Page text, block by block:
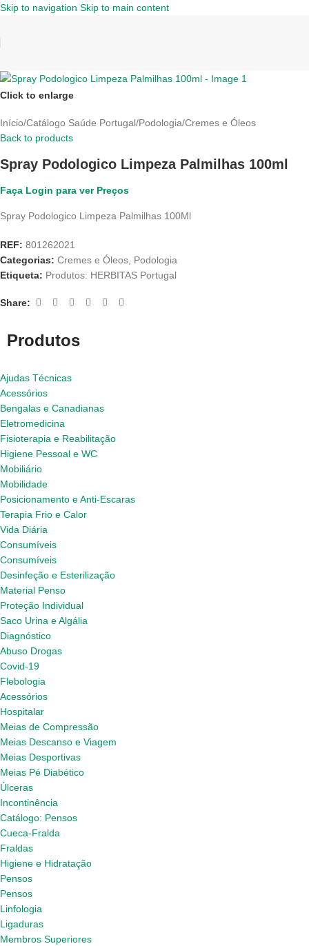
Skip to navigation Skip to main content
Produtos
Ajudas Técnicas
Acessórios
Bengalas e Canadianas
Eletromedicina
Fisioterapia e Reabilitação
Higiene Pessoal e WC
Mobiliário
Mobilidade
Posicionamento e Anti-Escaras
Terapia Frio e Calor
Vida Diária
Consumíveis
Consumíveis
Desinfeção e Esterilização
Material Penso
Proteção Individual
Saco Urina e Algália
Diagnóstico
Abuso Drogas
Covid-19
Flebologia
Acessórios
Hospitalar
Meias de Compressão
Meias Descanso e Viagem
Meias Desportivas
Meias Pé Diabético
Úlceras
Incontinência
Catálogo: Pensos
Cueca-Fralda
Fraldas
Higiene e Hidratação
Pensos
Pensos
Linfologia
Ligaduras
Membros Superiores
Click to enlarge
Início/Catálogo Saúde Portugal/Podologia/Cremes e Óleos
Back to products
Spray Podologico Limpeza Palmilhas 100ml
Faça Login para ver Preços
Spray Podologico Limpeza Palmilhas 100Ml
REF: 801262021
Categorias: Cremes e Óleos, Podologia
Etiqueta: Produtos: HERBITAS Portugal
Share: